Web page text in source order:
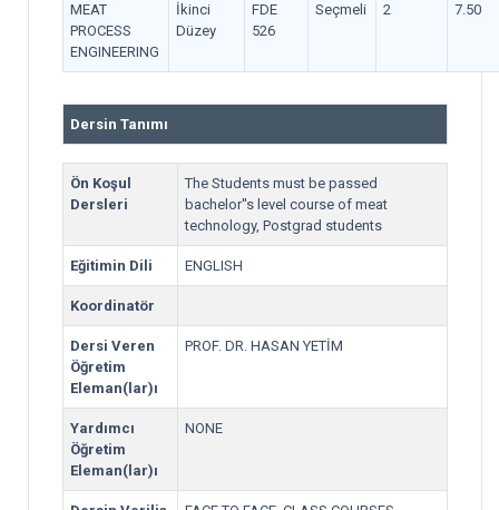
MEAT
PROCESS
ENGINEERING
İkinci
Düzey
FDE
526
Seçmeli 2 7.50
Dersin Tanımı
Ön Koşul
Dersleri
The Students must be passed
bachelor''s level course of meat
technology, Postgrad students
Eğitimin Dili ENGLISH
Koordinatör
Dersi Veren
Öğretim
Eleman(lar)ı
PROF. DR. HASAN YETİM
Yardımcı
Öğretim
Eleman(lar)ı
NONE